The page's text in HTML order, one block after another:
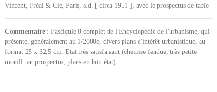
Vincent, Fréal & Cie, Paris, s.d. [ circa 1951 ], avec le prospectus de table
Commentaire : Fascicule 8 complet de l'Encyclopédie de l'urbanisme, qui
présente, généralement au 1/2000e, divers plans d'intérêt urbanistique, au
format 25 x 32,5 cm. Etat très satisfaisant (chemise fendue, très petite
mouill. au prospectus, plans en bon état).